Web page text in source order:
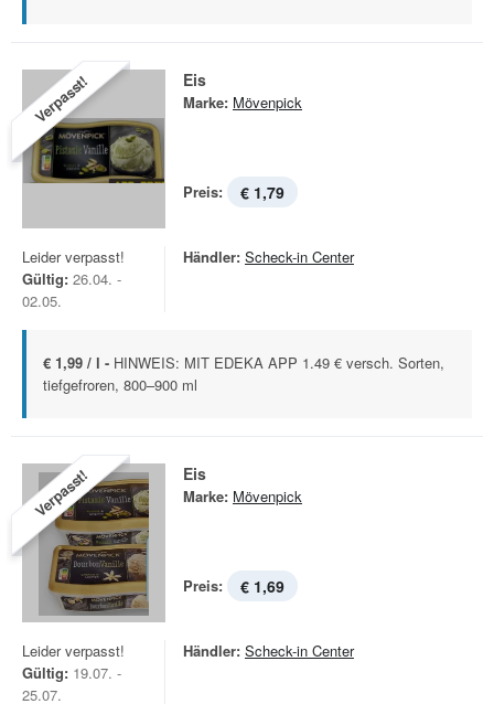
Verpasst! Eis
Marke: Mövenpick
Preis: € 1,79
Leider verpasst!
Gültig: 26.04. -
02.05.
Händler: Scheck-in Center
€ 1,99 / l - HINWEIS: MIT EDEKA APP 1.49 € versch. Sorten,
tiefgefroren, 800–900 ml
Verpasst! Eis
Marke: Mövenpick
Preis: € 1,69
Leider verpasst!
Gültig: 19.07. -
25.07.
Händler: Scheck-in Center